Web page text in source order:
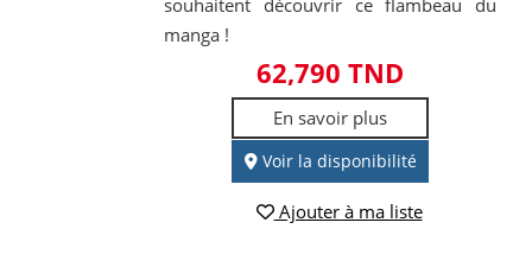
manga !
62,790 TND
En savoir plus
Voir la disponibilité
Ajouter à ma liste